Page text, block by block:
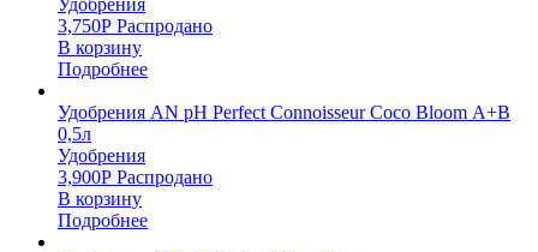
Удобрения
3,750Р Распродано
В корзину
Подробнее
Удобрения AN pH Perfect Connoisseur Coco Bloom А+В
0,5л
Удобрения
3,900Р Распродано
В корзину
Подробнее